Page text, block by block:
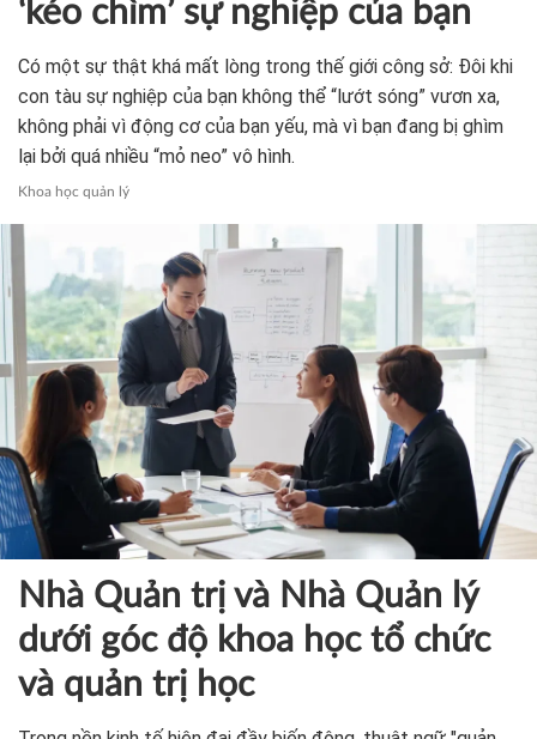
7 kiểu đồng nghiệp âm thầm
‘kéo chìm’ sự nghiệp của bạn
Có một sự thật khá mất lòng trong thế giới công sở: Đôi khi
con tàu sự nghiệp của bạn không thể “lướt sóng” vươn xa,
không phải vì động cơ của bạn yếu, mà vì bạn đang bị ghìm
lại bởi quá nhiều “mỏ neo” vô hình.
Khoa học quản lý